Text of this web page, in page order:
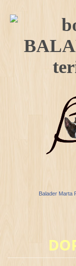
Balader Marta